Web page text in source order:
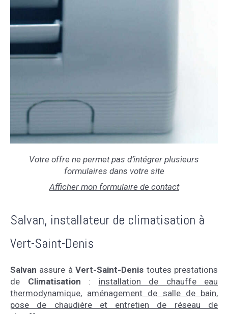
Votre offre ne permet pas d’intégrer plusieurs
formulaires dans votre site
Afficher mon formulaire de contact
Salvan, installateur de climatisation à
Vert-Saint-Denis
Salvan assure àVert-Saint-Denis toutes prestations
de Climatisation : installation de chauffe eau
thermodynamique, aménagement de salle de bain,
pose de chaudière et entretien de réseau de